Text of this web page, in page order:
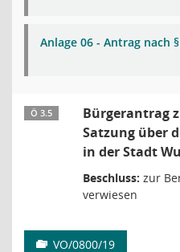
Anlage 06 - Antrag nach
Ö 3.5
Bürgerantrag
Satzung über
in der Stadt
Beschluss: zur
verwiesen
VO/0800/19